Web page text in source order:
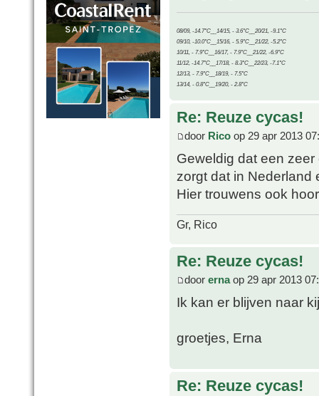
08/09, -14.7°C__14/15, - 3.6°C__20/21, -9.1°C
09/10, -10.0°C__15/16, - 5.9°C__21/22, -5.2°C
10/11, - 7.9°C__16/17, - 7.9°C__21/22, -6.9°C
11/12, -14.7°C__17/18, - 8.3°C__22/23, -7.1°C
12/13, - 7.9°C__18/19, - 7.5°C
13/14, - 0.8°C__19/20, - 2.8°C
Re: Reuze cycas!
door Rico op 29 apr 2013
Geweldig dat een
zorgt dat in Nederland
Hier trouwens ook
Gr, Rico
Re: Reuze cycas!
door ernaop 29 apr 2013
Ik kan er blijven naar
groetjes, Erna
Re: Reuze cycas!